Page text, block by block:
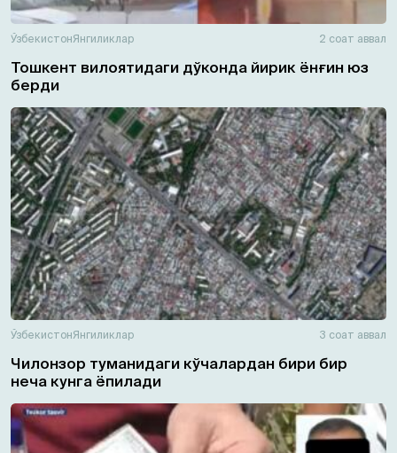
ЎзбекистонЯнгиликлар 2 соат аввал
Тошкент вилоятидаги дўконда йирик ёнғин юз
берди
ЎзбекистонЯнгиликлар 3 соат аввал
Чилонзор туманидаги кўчалардан бири бир
неча кунга ёпилади